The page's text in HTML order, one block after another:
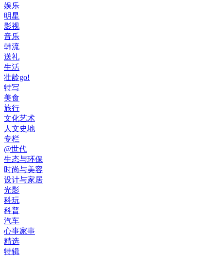
娱乐
明星
影视
音乐
韩流
送礼
生活
壮龄go!
特写
美食
旅行
文化艺术
人文史地
专栏
@世代
生态与环保
时尚与美容
设计与家居
光影
科玩
科普
汽车
心事家事
精选
特辑